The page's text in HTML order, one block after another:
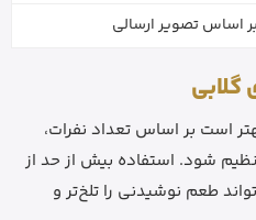
اساس تصویر ارسالی
است بر اساس تعداد نفرات،
شود. استفاده بیش از حد از
طعم نوشیدنی را تلخ‌تر و